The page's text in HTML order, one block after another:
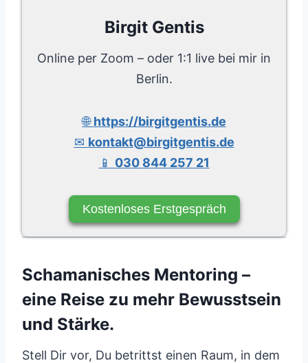
Birgit Gentis
Online per Zoom – oder 1:1 live bei mir in
Berlin.
🌐https://birgitgentis.de
✉ kontakt@birgitgentis.de
📱 030 844 257 21
Kostenloses Erstgespräch
Schamanisches Mentoring –
eine Reise zu mehr Bewusstsein
und Stärke.
Stell Dir vor, Du betrittst einen Raum, in dem